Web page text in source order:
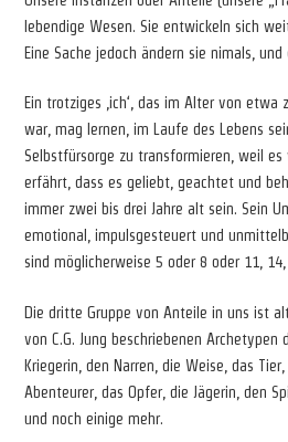
lebendige Wesen. Sie entwickeln sich
Eine Sache jedoch ändern sie nimals,
Ein trotziges ‚ich‘, das im Alter von etwa
war, mag lernen, im Laufe des Lebens
Selbstfürsorge zu transformieren, weil
erfährt, dass es geliebt, geachtet und
immer zwei bis drei Jahre alt sein. Sein
emotional, impulsgesteuert und
sind möglicherweise 5 oder 8 oder 11,
Die dritte Gruppe von Anteile in uns ist
von C.G. Jung beschriebenen Archetypen
Kriegerin, den Narren, die Weise, das
Abenteurer, das Opfer, die Jägerin, den
und noch einige mehr.